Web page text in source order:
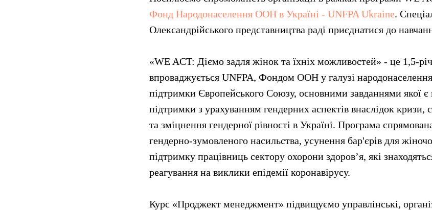
Фонд Народонаселення ООН в Україні - UNFPA Ukraine.
Олександрійського представництва раді приєднатися до
«WE ACT: Діємо задля жінок та їхніх можливостей» - це 1,5-
впроваджується UNFPA, Фондом ООН у галузі народонаселення
підтримки Європейського Союзу, основними завданнями якої є
підтримки з урахуванням гендерних аспектів внаслідок
та зміцнення гендерної рівності в Україні. Програма
гендерно-зумовленого насильства, усунення бар'єрів для
підтримку працівниць сектору охорони здоров’я, які
реагування на виклики епідемії коронавірусу.
Курс «Проджект менеджмент» підвищуємо управлінські,